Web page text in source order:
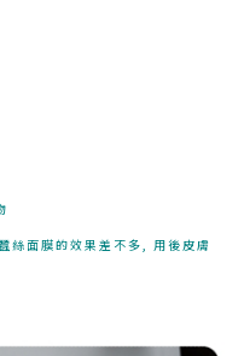
面膜的效果差不多, 用後皮膚